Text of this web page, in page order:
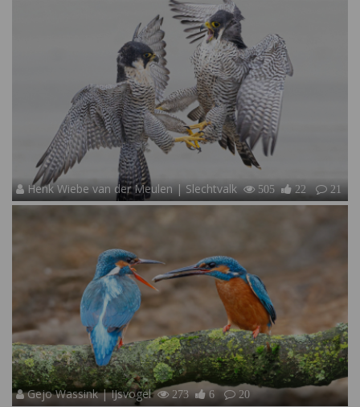
Henk Wiebe van der Meulen | Slechtvalk 505 22 21
Gejo Wassink | IJsvogel 273 6 20